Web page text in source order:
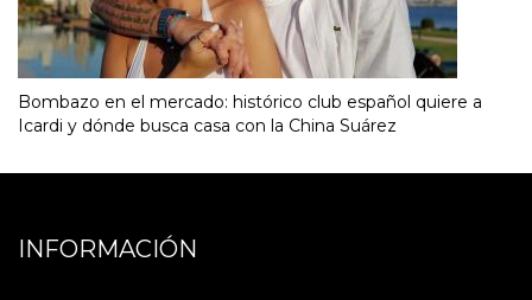
Bombazo en el mercado: histórico club español quiere a
Icardi y dónde busca casa con la China Suárez
INFORMACIÓN